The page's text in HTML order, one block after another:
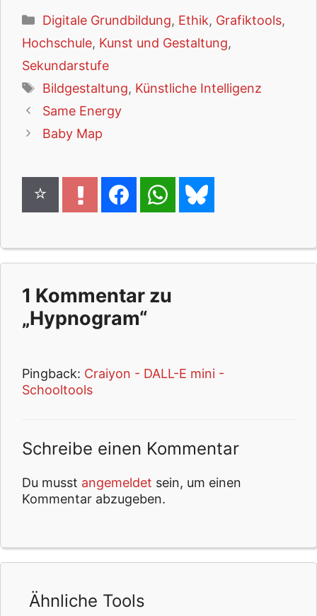
Kategorien
Digitale Grundbildung, Ethik, Grafiktools,
Hochschule, Kunst und Gestaltung,
Sekundarstufe
Schlagwörter
Bildgestaltung, Künstliche Intelligenz
Same Energy
Baby Map
1 Kommentar zu
„Hypnogram“
Pingback: Craiyon - DALL-E mini -
Schooltools
Schreibe einen Kommentar
Du musst angemeldet sein, um einen
Kommentar abzugeben.
Ähnliche Tools